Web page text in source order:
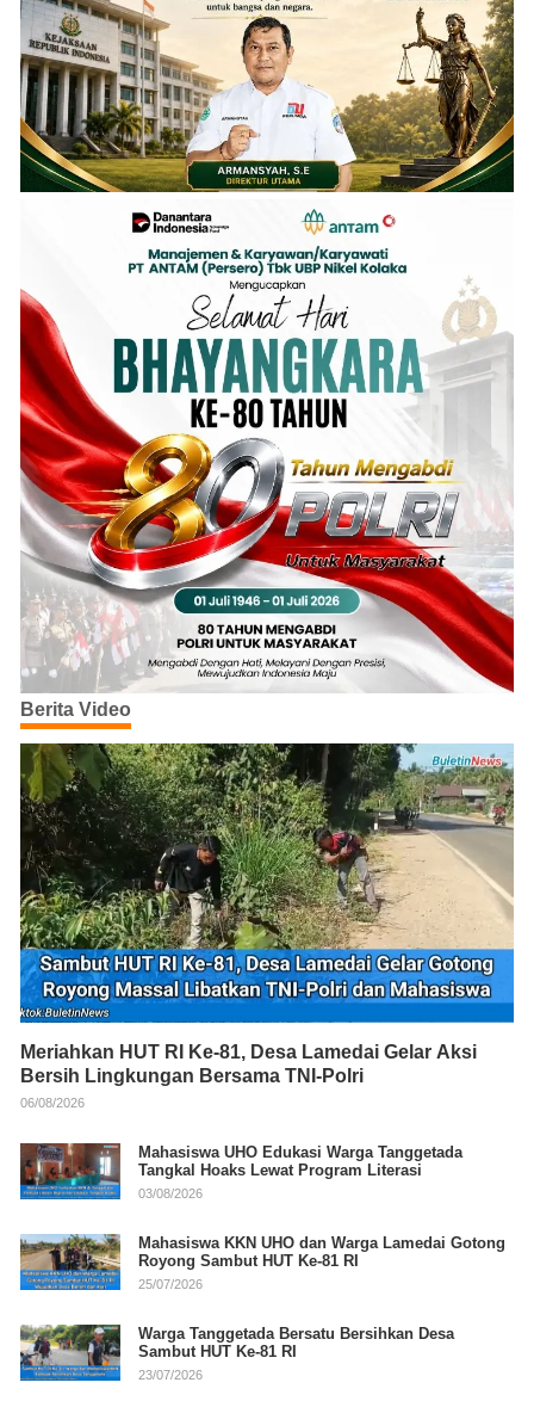
Berita Video
Meriahkan HUT RI Ke-81, Desa Lamedai Gelar Aksi
Bersih Lingkungan Bersama TNI-Polri
06/08/2026
Mahasiswa UHO Edukasi Warga Tanggetada
Tangkal Hoaks Lewat Program Literasi
03/08/2026
Mahasiswa KKN UHO dan Warga Lamedai Gotong
Royong Sambut HUT Ke-81 RI
25/07/2026
Warga Tanggetada Bersatu Bersihkan Desa
Sambut HUT Ke-81 RI
23/07/2026